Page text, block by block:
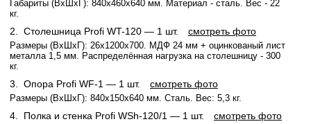
Габариты (ВхШхГ): 840x460x640 мм. Материал - сталь. Вес - 22
кг.
2. Столешница Profi WT-120 — 1 шт. смотреть фото
Размеры (ВхШхГ): 26x1200x700. МДФ 24 мм + оцинкованый лист
металла 1,5 мм. Распределённая нагрузка на столешницу - 300
кг.
3. Опора Profi WF-1 — 1 шт. смотреть фото
Размеры (ВхШхГ): 840x150x640 мм. Сталь. Вес: 5,3 кг.
4. Полка и стенка Profi WSh-120/1 — 1 шт. смотреть фото